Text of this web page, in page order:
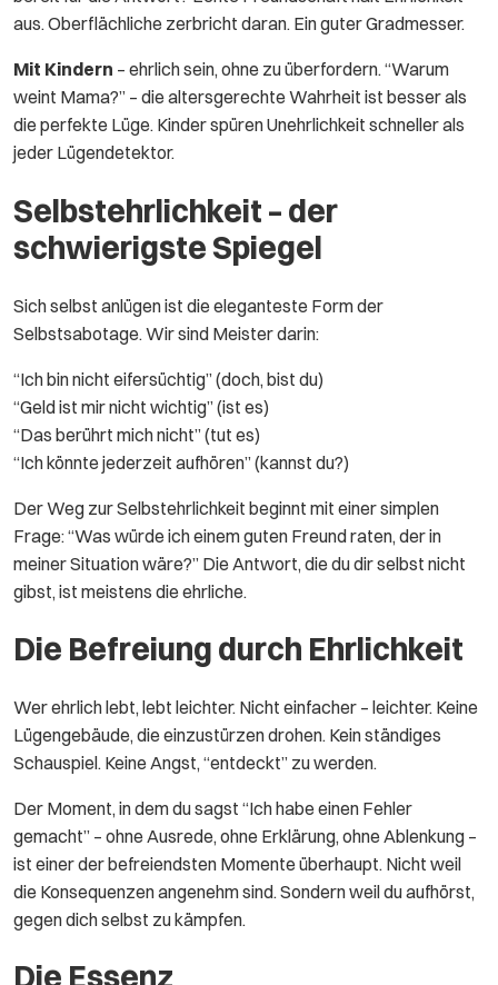
aus. Oberflächliche zerbricht daran. Ein guter Gradmesser.
Mit Kindern – ehrlich sein, ohne zu überfordern. “Warum
weint Mama?” – die altersgerechte Wahrheit ist besser als
die perfekte Lüge. Kinder spüren Unehrlichkeit schneller als
jeder Lügendetektor.
Selbstehrlichkeit – der
schwierigste Spiegel
Sich selbst anlügen ist die eleganteste Form der
Selbstsabotage. Wir sind Meister darin:
“Ich bin nicht eifersüchtig” (doch, bist du)
“Geld ist mir nicht wichtig” (ist es)
“Das berührt mich nicht” (tut es)
“Ich könnte jederzeit aufhören” (kannst du?)
Der Weg zur Selbstehrlichkeit beginnt mit einer simplen
Frage: “Was würde ich einem guten Freund raten, der in
meiner Situation wäre?” Die Antwort, die du dir selbst nicht
gibst, ist meistens die ehrliche.
Die Befreiung durch Ehrlichkeit
Wer ehrlich lebt, lebt leichter. Nicht einfacher – leichter. Keine
Lügengebäude, die einzustürzen drohen. Kein ständiges
Schauspiel. Keine Angst, “entdeckt” zu werden.
Der Moment, in dem du sagst “Ich habe einen Fehler
gemacht” – ohne Ausrede, ohne Erklärung, ohne Ablenkung –
ist einer der befreiendsten Momente überhaupt. Nicht weil
die Konsequenzen angenehm sind. Sondern weil du aufhörst,
gegen dich selbst zu kämpfen.